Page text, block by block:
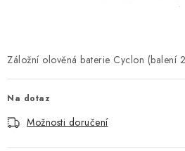
MĚNIČE NAPĚTÍ
STARTOVACÍ ZDROJE
Záložní olověná baterie Cyclon (balení
Na dotaz
Možnosti doručení